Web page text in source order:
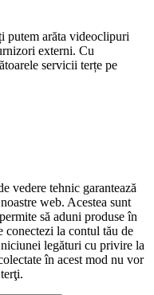
putem arăta videoclipuri
externi. Cu
servicii terțe pe
vedere tehnic garantează
web. Acestea sunt
să aduni produse în
conectezi la contul tău de
legături cu privire la
în acest mod nu vor